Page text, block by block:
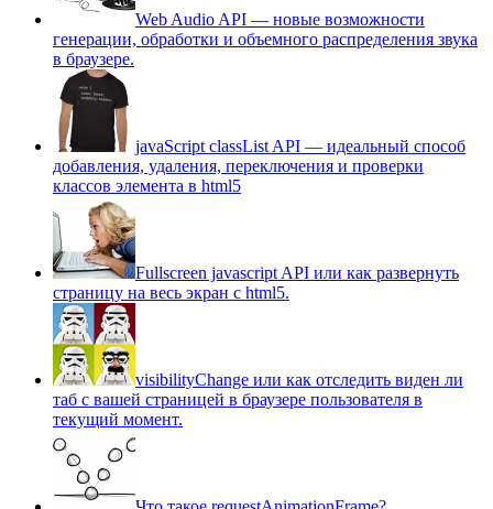
Web Audio API — новые возможности
генерации, обработки и объемного распределения звука
в браузере.
javaScript classList API — идеальный способ
добавления, удаления, переключения и проверки
классов элемента в html5
Fullscreen javascript API или как развернуть
страницу на весь экран c html5.
visibilityChange или как отследить виден ли
таб с вашей страницей в браузере пользователя в
текущий момент.